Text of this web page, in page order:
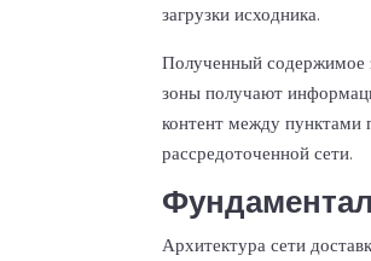
загрузки исходника.
Полученный содержимое
зоны получают
контент между пунктами
рассредоточенной сети.
Архитектура сети